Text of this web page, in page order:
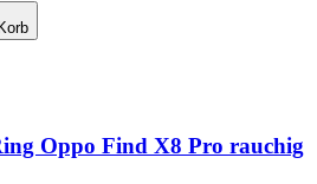
Oppo Find X8 Pro rauchig